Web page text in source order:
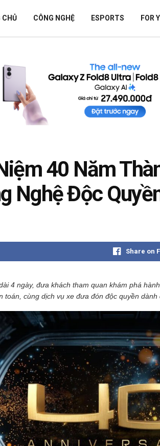
CHỦ CÔNG NGHỆ ESPORTS FOR
40 Năm
Nghệ Độc
Share on
4 ngày, đưa khách tham quan khám phá
toán, cùng dịch vụ xe đưa đón độc quyền